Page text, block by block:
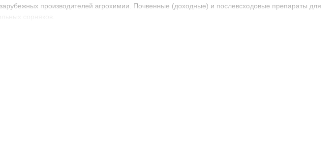
производителей агрохимии. Почвенные (доходные) и послевсходовые препараты для